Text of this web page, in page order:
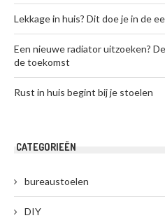
Lekkage in huis? Dit doe je in de
Een nieuwe radiator uitzoeken?
de toekomst
Rust in huis begint bij je stoelen
CATEGORIEËN
bureaustoelen
DIY